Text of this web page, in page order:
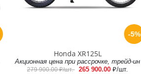
-5%
Honda XR125L
Акционная цена при рассрочке, трейд-ин
279 900.00₽/шт. 265 900.00 ₽/шт.